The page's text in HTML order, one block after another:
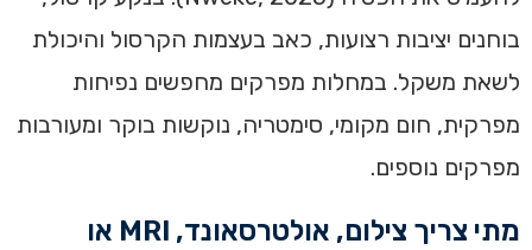
בוחנים יציבות רצועות, כאב בעצמות הקרסול והיכולת
לשאת משקל. במחלות מפרקים מחפשים נפיחות
מפרקית, חום מקומי, סימטריה, נוקשות בוקר ומעורבות
מפרקים נוספים.
מתי צריך צילום, אולטרסאונד, MRI או